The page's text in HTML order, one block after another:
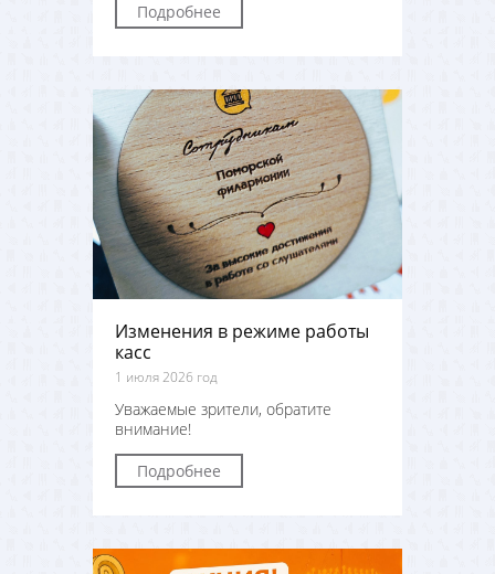
Подробнее
Изменения в режиме работы
касс
1 июля 2026 год
Уважаемые зрители, обратите
внимание!
Подробнее